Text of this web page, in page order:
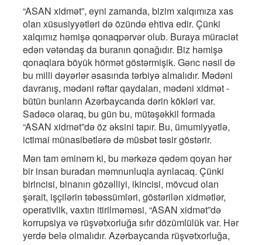
“ASAN xidmət”, eyni zamanda, bizim xalqımıza xas
olan xüsusiyyətləri də özündə ehtiva edir. Çünki
xalqımız həmişə qonaqpərvər olub. Buraya müraciət
edən vətəndaş da buranın qonağıdır. Biz həmişə
qonaqlara böyük hörmət göstərmişik. Gənc nəsil də
bu milli dəyərlər əsasında tərbiyə almalıdır. Mədəni
davranış, mədəni rəftar qaydaları, mədəni xidmət -
bütün bunların Azərbaycanda dərin kökləri var.
Sadəcə olaraq, bu gün bu, mütəşəkkil formada
“ASAN xidmət”də öz əksini tapır. Bu, ümumiyyətlə,
ictimai münasibətlərə də müsbət təsir göstərir.
Mən tam əminəm ki, bu mərkəzə qədəm qoyan hər
bir insan buradan məmnunluqla ayrılacaq. Çünki
birincisi, binanın gözəlliyi, ikincisi, mövcud olan
şərait, işçilərin təbəssümləri, göstərilən xidmətlər,
operativlik, vaxtın itirilməməsi, “ASAN xidmət”də
korrupsiya və rüşvətxorluğa sıfır dözümlülük var. Hər
yerdə belə olmalıdır. Azərbaycanda rüşvətxorluğa,